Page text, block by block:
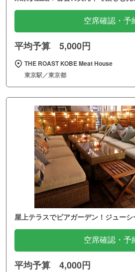
空席確認・予
平均予算 5,000円
THE ROAST KOBE Meat House
東京駅／東京都
屋上テラスでビアガーデン！ジュー
空席確認・予
平均予算 4,000円